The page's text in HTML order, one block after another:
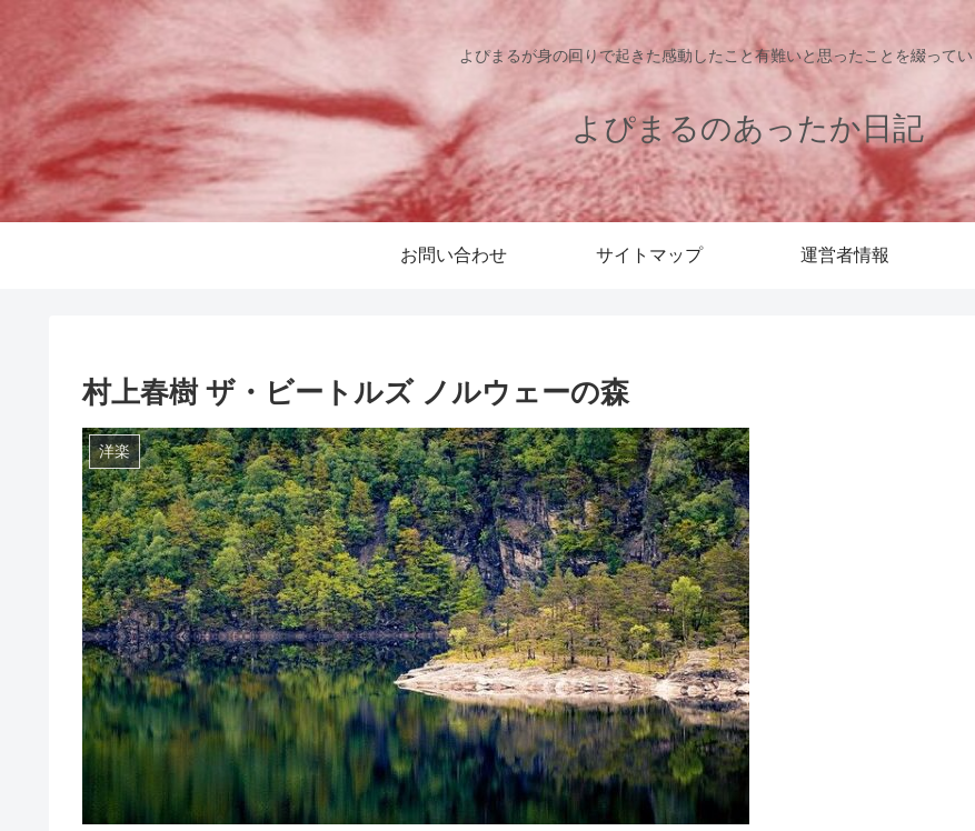
よぴまるが身の回りで起きた感動したこと有難いと思ったことを綴って
よぴまるのあったか日記
お問い合わせ サイトマップ 運営者情報
村上春樹 ザ・ビートルズ ノルウェーの森
洋楽